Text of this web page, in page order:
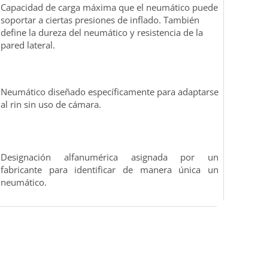
Capacidad de carga máxima que el neumático puede
soportar a ciertas presiones de inflado. También
define la dureza del neumático y resistencia de la
pared lateral.
Neumático diseñado específicamente para adaptarse
al rin sin uso de cámara.
Designación alfanumérica asignada por un
fabricante para identificar de manera única un
neumático.